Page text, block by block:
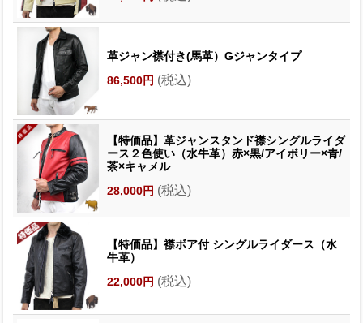
革ジャン襟付き(馬革）Gジャンタイプ
86,500円 (税込)
【特価品】革ジャンスタンド襟シングルライダ
ース２色使い（水牛革）赤×黒/アイボリー×青/
茶×キャメル
28,000円 (税込)
【特価品】襟ボア付 シングルライダース（水
牛革）
22,000円 (税込)